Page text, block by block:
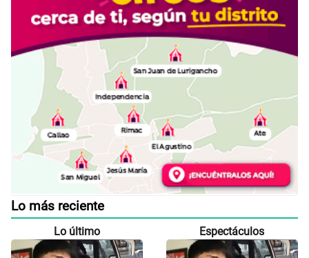
Lo más reciente
Lo último Espectáculos